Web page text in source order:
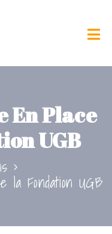
En Place
UGB
Fondation UGB